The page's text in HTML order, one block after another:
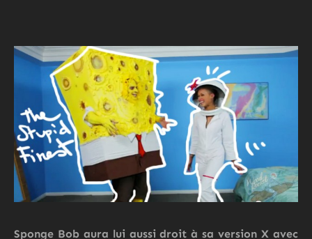
Sponge Bob aura lui aussi droit à sa version X avec